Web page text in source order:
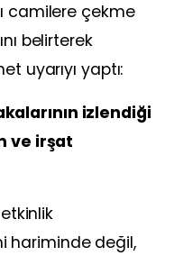
camilere çekme
belirterek
uyarıyı yaptı:
izlendiği
ve irşat
hariminde değil,